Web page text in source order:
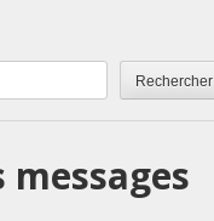
Rechercher
messages